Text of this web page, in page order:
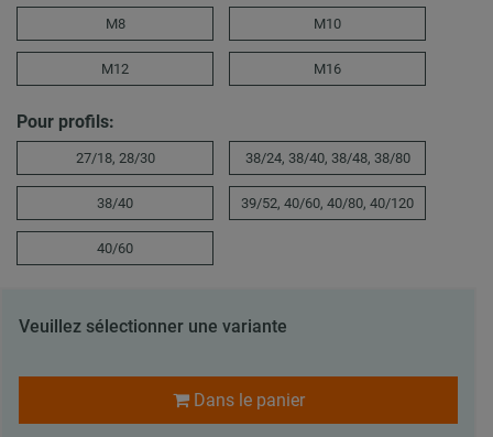
M8 M10
M12 M16
Pour profils:
27/18, 28/30 38/24, 38/40, 38/48, 38/80
38/40 39/52, 40/60, 40/80, 40/120
40/60
Veuillez sélectionner une variante
Dans le panier